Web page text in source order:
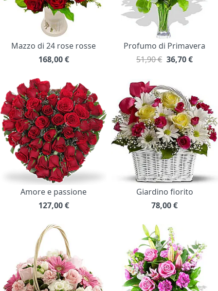
Mazzo di 24 rose rosse
168,00 €
Profumo di Primavera
51,90 € 36,70€
Amore e passione
127,00 €
Giardino fiorito
78,00€